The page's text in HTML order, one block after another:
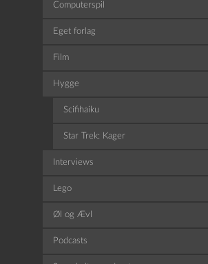
Computerspil
Eget forlag
Film
Hygge
Scifihaiku
Star Trek: Kager
Interviews
Lego
Øl og Ævl
Podcasts